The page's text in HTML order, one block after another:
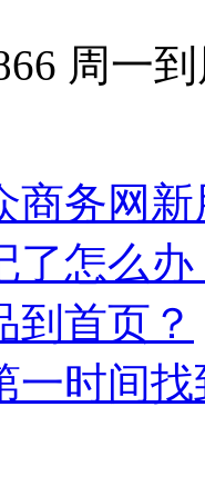
周一
商务网
了怎么办
到首页？
一时间